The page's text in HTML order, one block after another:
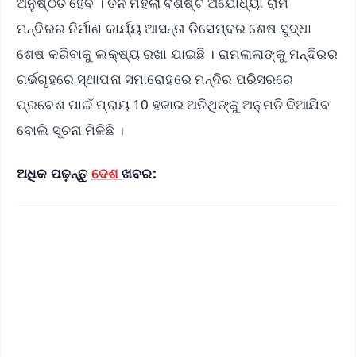
ମନ୍ଦିରର ନିର୍ମାଣ କାର୍ଯ୍ୟ ଆସନ୍ତା ଡିସେମ୍ବର ଶେଷ ସୁଦ୍ଧା
ଶେଷ କରିବାକୁ ଲକ୍ଷ୍ୟ ରଖା ଯାଇଛି । ରାମଲାଲାଙ୍କୁ ମନ୍ଦିରର
ଗର୍ଭଗୃହରେ ସ୍ଥାପନା ସମାରୋହରେ ମନ୍ଦିର ପରିସରରେ
ପ୍ରବେଶ ପାଇଁ ପ୍ରାୟ 10 ହଜାର ଅତିଥିଙ୍କୁ ଅନୁମତି ଦିଆଯିବ
ବୋଲି ସୂଚନା ମିଳିଛି ।
ଅଧିକ ପଢ଼ନ୍ତୁ ଦେଶଖବର: